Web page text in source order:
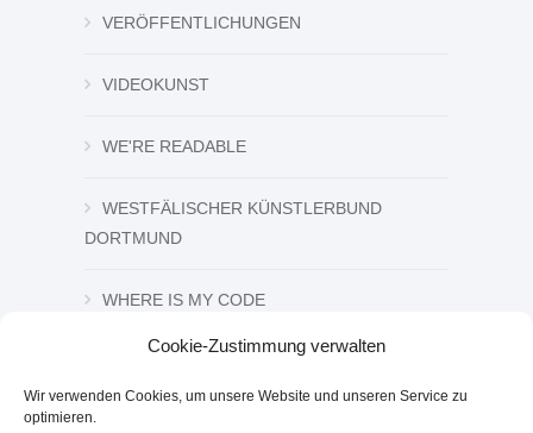
Cookie-Zustimmung verwalten
Wir verwenden Cookies, um unsere Website und unseren Service zu
optimieren.
VERÖFFENTLICHUNGEN
VIDEOKUNST
WE'RE READABLE
WESTFÄLISCHER KÜNSTLERBUND
DORTMUND
WHERE IS MY CODE
ZEICHNUNG UND GRAFIK